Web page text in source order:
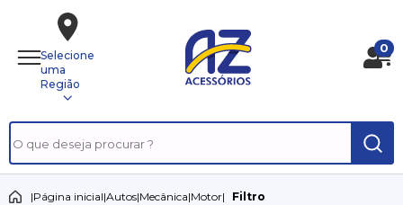
Selecione
uma
Região
0
|Página inicial|Autos|Mecânica|Motor| Filtro